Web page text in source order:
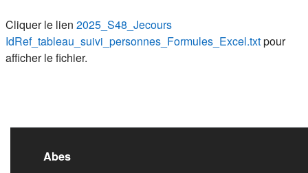
Cliquer le lien 2025_S48_Jecours
IdRef_tableau_suivi_personnes_Formules_Excel.txtpour
afficher le fichier.
Liens de bas de
Abes